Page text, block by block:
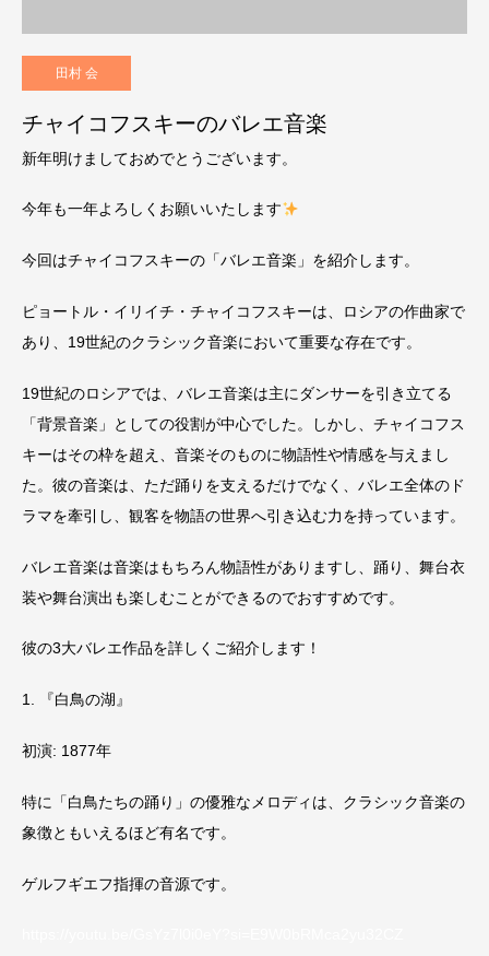
田村 会
チャイコフスキーのバレエ音楽
新年明けましておめでとうございます。
今年も一年よろしくお願いいたします
今回はチャイコフスキーの「バレエ音楽」を紹介します。
ピョートル・イリイチ・チャイコフスキーは、ロシアの作曲家で
あり、19世紀のクラシック音楽において重要な存在です。
19世紀のロシアでは、バレエ音楽は主にダンサーを引き立てる
「背景音楽」としての役割が中心でした。しかし、チャイコフス
キーはその枠を超え、音楽そのものに物語性や情感を与えまし
た。彼の音楽は、ただ踊りを支えるだけでなく、バレエ全体のド
ラマを牽引し、観客を物語の世界へ引き込む力を持っています。
バレエ音楽は音楽はもちろん物語性がありますし、踊り、舞台衣
装や舞台演出も楽しむことができるのでおすすめです。
彼の3大バレエ作品を詳しくご紹介します！
1. 『白鳥の湖』
初演: 1877年
特に「白鳥たちの踊り」の優雅なメロディは、クラシック音楽の
象徴ともいえるほど有名です。
ゲルフギエフ指揮の音源です。